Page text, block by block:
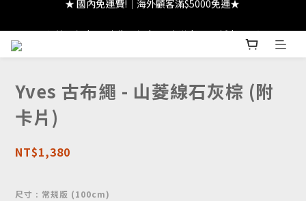
★ 註冊領 $300｜生日領 $300｜滿 $2000 折 $100 ★
Yves 古布繩 - 山菱線石灰棕 (附
卡片)
NT$1,380
尺寸 : 常規版 (100cm)